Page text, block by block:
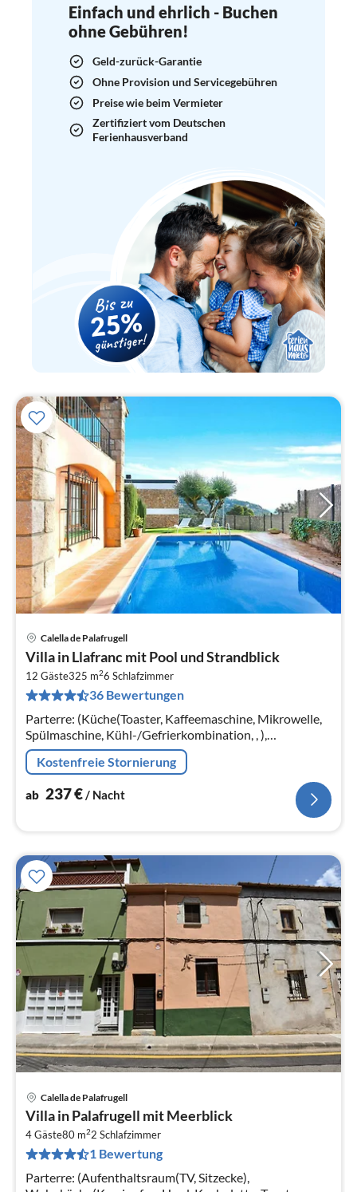
Einfach und ehrlich - Buchen
ohne Gebühren!
Geld-zurück-Garantie
Ohne Provision und Servicegebühren
Preise wie beim Vermieter
Zertifiziert vom Deutschen
Ferienhausverband
Calella de Palafrugell
Villa in Llafranc mit Pool und Strandblick
12 Gäste325 m26 Schlafzimmer
36 Bewertungen
Parterre: (Küche(Toaster, Kaffeemaschine, Mikrowelle,
Spülmaschine, Kühl-/Gefrierkombination, , ),
Wohn/Esszimmer(TV, Esstisch, Kaminofen, Sitzecke,
Alarmanlage)
Kostenfreie Stornierung
ab 237€/ Nacht
Calella de Palafrugell
Villa in Palafrugell mit Meerblick
4 Gäste80 m22 Schlafzimmer
1 Bewertung
Parterre: (Aufenthaltsraum(TV, Sitzecke),